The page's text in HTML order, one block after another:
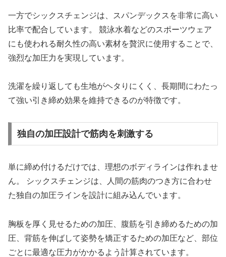
一方でシックスチェンジは、スパンデックスを非常に高い
比率で配合しています。 競泳水着などのスポーツウェア
にも使われる耐久性の高い素材を贅沢に使用することで、
強烈な加圧力を実現しています。
洗濯を繰り返しても生地がヘタりにくく、長期間にわたっ
て強い引き締め効果を維持できるのが特徴です。
独自の加圧設計で筋肉を刺激する
単に締め付けるだけでは、理想のボディラインは作れませ
ん。 シックスチェンジは、人間の筋肉のつき方に合わせ
た独自の加圧ラインを設計に組み込んでいます。
胸板を厚く見せるための加圧、腹筋を引き締めるための加
圧、背筋を伸ばして姿勢を矯正するための加圧など、部位
ごとに最適な圧力がかかるよう計算されています。